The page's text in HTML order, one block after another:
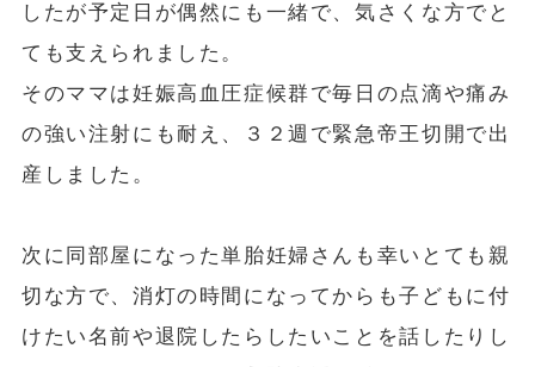
したが予定日が偶然にも一緒で、気さくな方でと
ても支えられました。
そのママは妊娠高血圧症候群で毎日の点滴や痛み
の強い注射にも耐え、３２週で緊急帝王切開で出
産しました。
次に同部屋になった単胎妊婦さんも幸いとても親
切な方で、消灯の時間になってからも子どもに付
けたい名前や退院したらしたいことを話したりし